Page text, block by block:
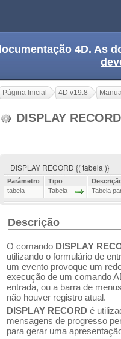
4D. As
Página Inicial 4D v19.8
DISPLAY
DISPLAY RECORD {( tabela )}
Parâmetro Tipo
tabela
Tabela Tabela
Descrição
O comando DISPLAY
utilizando o formulário de
um evento provoque um
execução de um comando
entrada, ou a barra de
não houver registro atual.
DISPLAY RECORD é
mensagens de progresso
para gerar uma